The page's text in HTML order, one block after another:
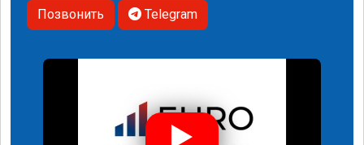
Позвонить Telegram